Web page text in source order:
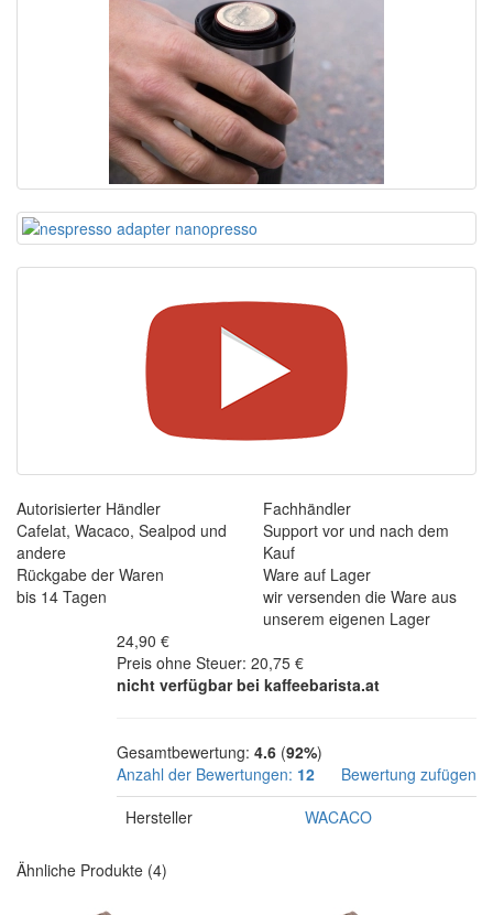
Autorisierter Händler
Cafelat, Wacaco, Sealpod und
andere
Fachhändler
Support vor und nach dem
Kauf
Rückgabe der Waren
bis 14 Tagen
Ware auf Lager
wir versenden die Ware aus
unserem eigenen Lager
24,90 €
Preis ohne Steuer: 20,75 €
nicht verfügbar bei kaffeebarista.at
Gesamtbewertung: 4.6 (92%)
Anzahl der Bewertungen: 12
Bewertung zufügen
Hersteller
WACACO
Ähnliche Produkte (4)